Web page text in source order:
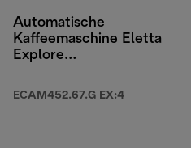
Automatische
Kaffeemaschine Eletta
Explore
ECAM452.67.G EX:4